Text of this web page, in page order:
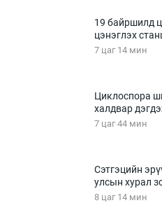
19 байршилд
цэнэглэх
7 цаг 14 мин
Циклоспора
халдвар
7 цаг 44 мин
Сэтгэцийн
улсын хурал
8 цаг 14 мин